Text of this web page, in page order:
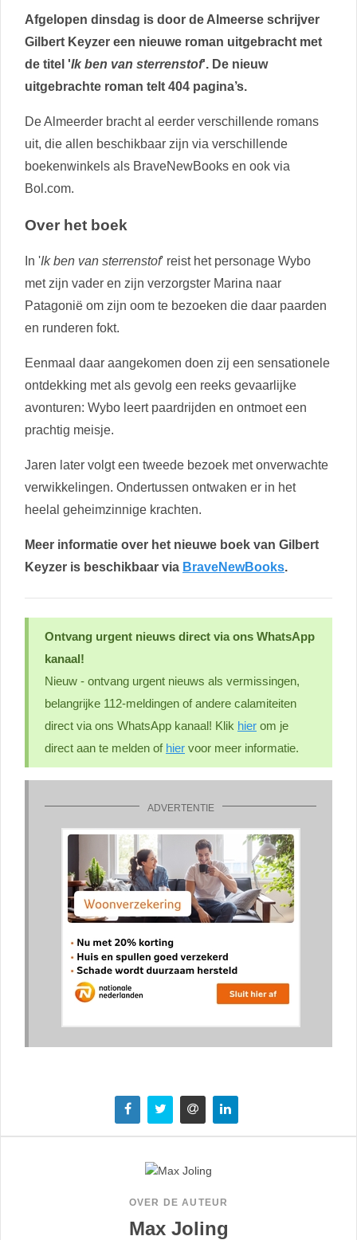
Afgelopen dinsdag is door de Almeerse schrijver
Gilbert Keyzer een nieuwe roman uitgebracht met
de titel 'Ik ben van sterrenstof'. De nieuw
uitgebrachte roman telt 404 pagina’s.
De Almeerder bracht al eerder verschillende romans
uit, die allen beschikbaar zijn via verschillende
boekenwinkels als BraveNewBooks en ook via
Bol.com.
Over het boek
In 'Ik ben van sterrenstof' reist het personage Wybo
met zijn vader en zijn verzorgster Marina naar
Patagonië om zijn oom te bezoeken die daar paarden
en runderen fokt.
Eenmaal daar aangekomen doen zij een sensationele
ontdekking met als gevolg een reeks gevaarlijke
avonturen: Wybo leert paardrijden en ontmoet een
prachtig meisje.
Jaren later volgt een tweede bezoek met onverwachte
verwikkelingen. Ondertussen ontwaken er in het
heelal geheimzinnige krachten.
Meer informatie over het nieuwe boek van Gilbert
Keyzer is beschikbaar via BraveNewBooks.
Ontvang urgent nieuws direct via ons WhatsApp
kanaal!
Nieuw - ontvang urgent nieuws als vermissingen,
belangrijke 112-meldingen of andere calamiteiten
direct via ons WhatsApp kanaal! Klik hier om je
direct aan te melden of hier voor meer informatie.
OVER DE AUTEUR
Max Joling